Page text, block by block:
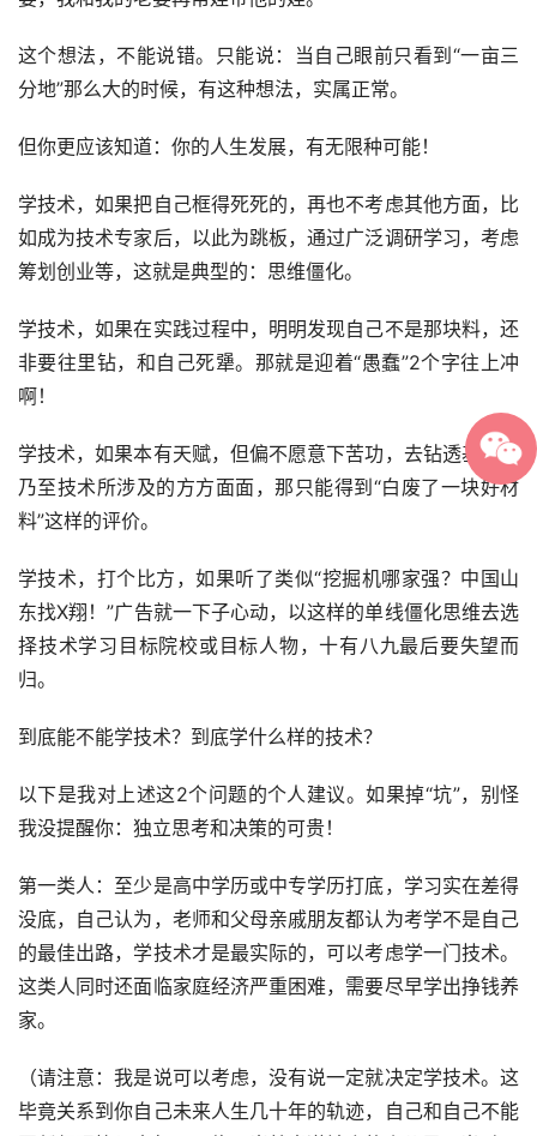
这个想法，不能说错。只能说：当自己眼前只看到“一亩三
分地”那么大的时候，有这种想法，实属正常。
但你更应该知道：你的人生发展，有无限种可能！
学技术，如果把自己框得死死的，再也不考虑其他方面，比
如成为技术专家后，以此为跳板，通过广泛调研学习，考虑
筹划创业等，这就是典型的：思维僵化。
学技术，如果在实践过程中，明明发现自己不是那块料，还
非要往里钻，和自己死犟。那就是迎着“愚蠢”2个字往上冲
啊！
学技术，如果本有天赋，但偏不愿意下苦功，去钻透基本功
乃至技术所涉及的方方面面，那只能得到“白废了一块好材
料”这样的评价。
学技术，打个比方，如果听了类似“挖掘机哪家强？中国山
东找X翔！”广告就一下子心动，以这样的单线僵化思维去选
择技术学习目标院校或目标人物，十有八九最后要失望而
归。
到底能不能学技术？到底学什么样的技术？
以下是我对上述这2个问题的个人建议。如果掉“坑”，别怪
我没提醒你：独立思考和决策的可贵！
第一类人：至少是高中学历或中专学历打底，学习实在差得
没底，自己认为，老师和父母亲戚朋友都认为考学不是自己
的最佳出路，学技术才是最实际的，可以考虑学一门技术。
这类人同时还面临家庭经济严重困难，需要尽早学出挣钱养
家。
（请注意：我是说可以考虑，没有说一定就决定学技术。这
毕竟关系到你自己未来人生几十年的轨迹，自己和自己不能